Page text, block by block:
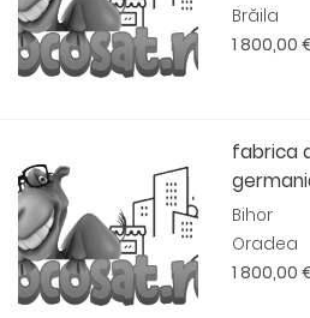
Brăila
1 800,00
fabrica
Bihor
Oradea
1 800,00